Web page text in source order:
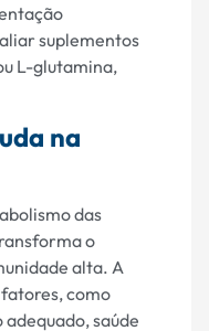
suplementos
L-glutamina,
na
das
o
alta. A
como
saúde